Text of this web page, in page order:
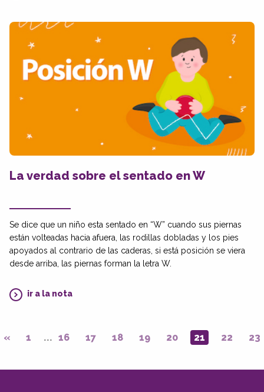
La verdad sobre el sentado en W
Se dice que un niño esta sentado en “W” cuando sus piernas
están volteadas hacia afuera, las rodillas dobladas y los pies
apoyados al contrario de las caderas, si está posición se viera
desde arriba, las piernas forman la letra W.
ir a la nota
« 1 ... 16 17 18 19 20 21 22 23